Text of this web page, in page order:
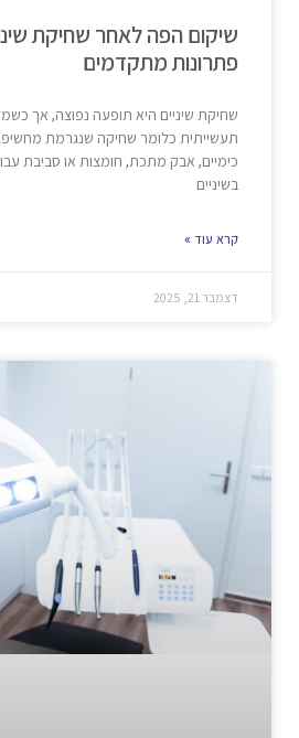
שיקום הפה לאחר שחיקת
פתרונות מתקדמים
שחיקת שיניים היא תופעה נפוצה, אך
תעשייתית כלומר שחיקה שנגרמת
כימיים, אבק מתכת, חומצות או סביבת
בשיניים
קרא עוד »
דצמבר 21, 2025